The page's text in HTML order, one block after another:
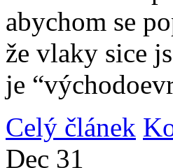
abychom se
že vlaky sice
je
Celý článek
Dec 31